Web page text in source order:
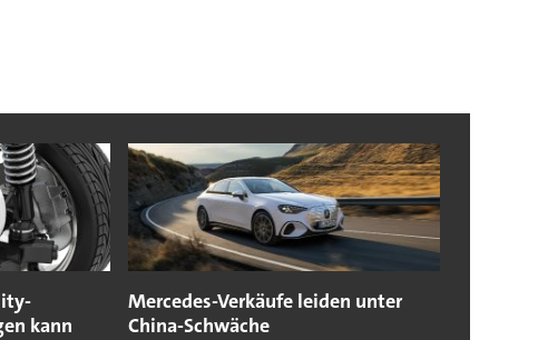
kann
Mercedes-Verkäufe leiden unter
China-Schwäche